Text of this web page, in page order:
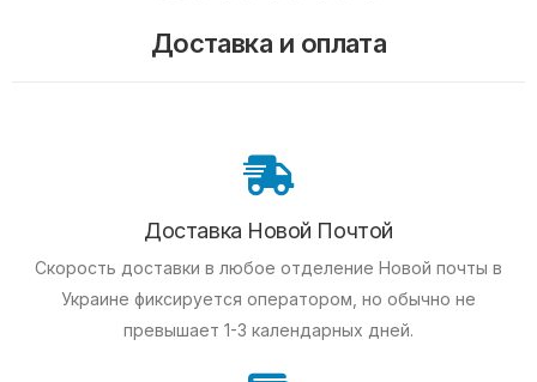
Доставка и оплата
Доставка Новой Почтой
Скорость доставки в любое отделение Новой почты в
Украине фиксируется оператором, но обычно не
превышает 1-3 календарных дней.